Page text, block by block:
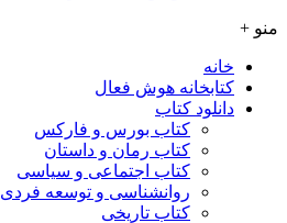
منو +
خانه
کتابخانه هوش فعال
دانلود کتاب
کتاب بورس و فارکس
کتاب رمان و داستان
کتاب اجتماعی و سیاسی
روانشناسی و توسعه فردی
کتاب تاریخی